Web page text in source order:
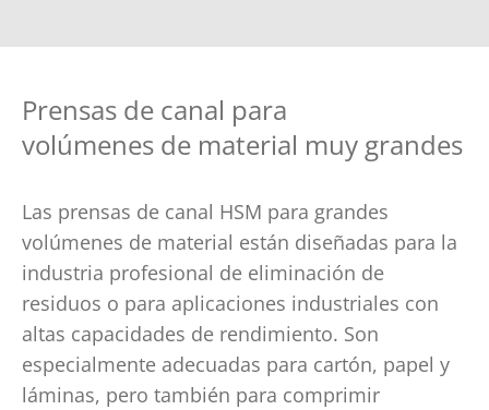
Prensas de canal para
volúmenes de material muy grandes
Las prensas de canal HSM para grandes
volúmenes de material están diseñadas para la
industria profesional de eliminación de
residuos o para aplicaciones industriales con
altas capacidades de rendimiento. Son
especialmente adecuadas para cartón, papel y
láminas, pero también para comprimir